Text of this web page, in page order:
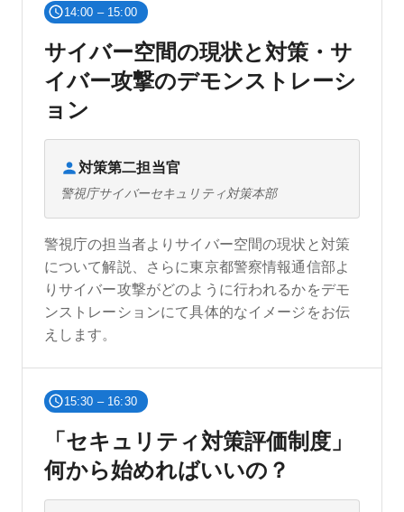
14:00 – 15:00
サイバー空間の現状と対策・サ
イバー攻撃のデモンストレーシ
ョン
対策第二担当官
警視庁サイバーセキュリティ対策本部
警視庁の担当者よりサイバー空間の現状と対策
について解説、さらに東京都警察情報通信部よ
りサイバー攻撃がどのように行われるかをデモ
ンストレーションにて具体的なイメージをお伝
えします。
15:30 – 16:30
「セキュリティ対策評価制度」
何から始めればいいの？